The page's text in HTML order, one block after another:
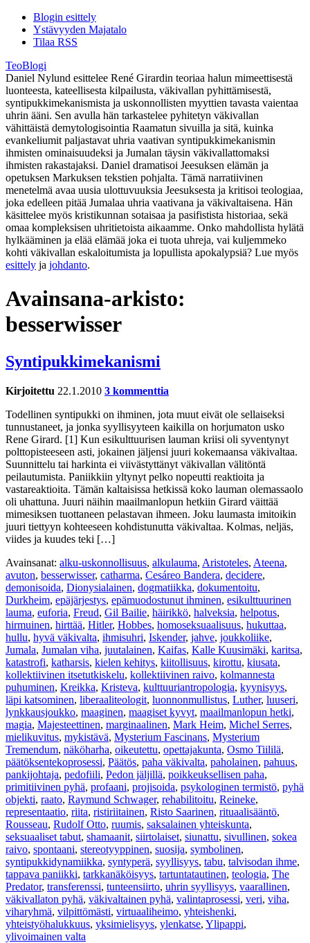
Blogin esittely
Ystävyyden Majatalo
Tilaa RSS
TeoBlogi
Daniel Nylund esittelee René Girardin teoriaa halun mimeettisestä
luonteesta, kateellisesta kilpailusta, väkivallan pyhittämisestä,
syntipukkimekanismista ja uskonnollisten myyttien tavasta vaientaa
uhrin ääni. Sen avulla hän tarkastelee pyhitetyn väkivallan
vähittäistä demytologisointia Raamatun sivuilla ja sitä, kuinka
evankeliumit paljastavat uhria vaativan syntipukkimekanismin
ihmisten ominaisuudeksi ja Jumalan täysin väkivallattomaksi
ihmisten rakastajaksi. Daniel dramatisoi Jeesuksen elämän ja
opetuksen Markuksen tekstien pohjalta. Tämä narratiivinen
menetelmä avaa uusia ulottuvuuksia Jeesuksesta ja kritisoi teologiaa,
joka edelleen pitää Jumalaa uhria vaativana ja väkivaltaisena. Hän
käsittelee myös kristikunnan sotaisaa ja pasifistista historiaa, sekä
omaa kompleksisen uhritietoista aikaamme. Onko mahdollista hylätä
hylkääminen ja elää elämää joka ei tuota uhreja, vai kuljemmeko
kohti väkivallan eskaloitumista ja lopullista apokalypsiä? Lue myös
esittely ja johdanto.
Avainsana-arkisto:
besserwisser
Syntipukkimekanismi
Kirjoitettu 22.1.2010 3 kommenttia
Todellinen syntipukki on ihminen, jota muut eivät ole sellaiseksi
tunnustaneet, ja jonka syyllisyyteen kaikilla on horjumaton usko
Rene Girard. [1] Kun esikulttuurisen lauman kriisi oli syventynyt
polttopisteeseen asti, jokainen jäljensi juuri kokemaansa väkivaltaa.
Suunnittelu tai harkinta ei viivästyttänyt väkivallan välitöntä
peilautumista. Paniikkiin yltynyt pelko nopeutti reaktioita ja
vastareaktioita. Tämän kaltaisissa hetkissä koko lauman olemassaolo
oli uhattuna. Juuri näihin maailmanlopun hetkiin Girard väittää
mimesiksen tuottaneen pelastavan ihmeen. Joku laumasta imitoikin
juuri tiettyyn kohteeseen kohdistunutta väkivaltaa. Kolmas, neljäs,
viides ja kuudes teki […]
Avainsanat: alku-uskonnollisuus, alkulauma, Aristoteles, Ateena,
avuton, besserwisser, catharma, Cesáreo Bandera, decidere,
demonisoida, Dionysialainen, dogmatiikka, dokumentoitu,
Durkheim, epäjärjestys, epämuodostunut ihminen, esikulttuurinen
lauma, euforia, Freud, Gil Bailie, häirikkö, halveksia, helpotus,
hirmuinen, hirttää, Hitler, Hobbes, homoseksuaalisuus, hukuttaa,
hullu, hyvä väkivalta, ihmisuhri, Iskender, jahve, joukkoliike,
Jumala, Jumalan viha, juutalainen, Kaifas, Kalle Kuusimäki, karitsa,
katastrofi, katharsis, kielen kehitys, kiitollisuus, kirottu, kiusata,
kollektiivinen itsetutkiskelu, kollektiivinen raivo, kolmannesta
puhuminen, Kreikka, Kristeva, kulttuuriantropologia, kyynisyys,
läpi katsominen, liberaaliteologit, luonnonmullistus, Luther, luuseri,
lynkkausjoukko, maaginen, maagiset kyvyt, maailmanlopun hetki,
magia, Majesteettinen, marginaalinen, Mark Heim, Michel Serres,
mielikuvitus, mykistävä, Mysterium Fascinans, Mysterium
Tremendum, näköharha, oikeutettu, opettajakunta, Osmo Tiililä,
päätöksentekoprosessi, Päätös, paha väkivalta, paholainen, pahuus,
pankijohtaja, pedofiili, Pedon jäljillä, poikkeuksellisen paha,
primitiivinen pyhä, profaani, projisoida, psykologinen termistö, pyhä
objekti, raato, Raymund Schwager, rehabilitoitu, Reineke,
representaatio, riita, ristiriitainen, Risto Saarinen, rituaalisääntö,
Rousseau, Rudolf Otto, ruumis, saksalainen yhteiskunta,
seksuaaliset tabut, shamaanit, siirtolaiset, siunattu, sivullinen, sokea
raivo, spontaani, stereotyyppinen, suosija, symbolinen,
syntipukkidynamiikka, syntyperä, syyllisyys, tabu, talvisodan ihme,
tappava paniikki, tarkkanäköisyys, tartuntatautinen, teologia, The
Predator, transferenssi, tunteensiirto, uhrin syyllisyys, vaarallinen,
väkivallaton pyhä, väkivaltainen pyhä, valintaprosessi, veri, viha,
viharyhmä, vilpittömästi, virtuaaliheimo, yhteishenki,
yhteistyöhalukkuus, yksimielisyys, ylenkatse, Ylipappi,
ylivoimainen valta